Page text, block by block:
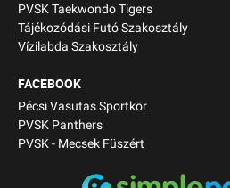
PVSK Taekwondo Tigers
Tájékozódási Futó Szakosztály
Vízilabda Szakosztály
FACEBOOK
Pécsi Vasutas Sportkör
PVSK Panthers
PVSK - Mecsek Füszért